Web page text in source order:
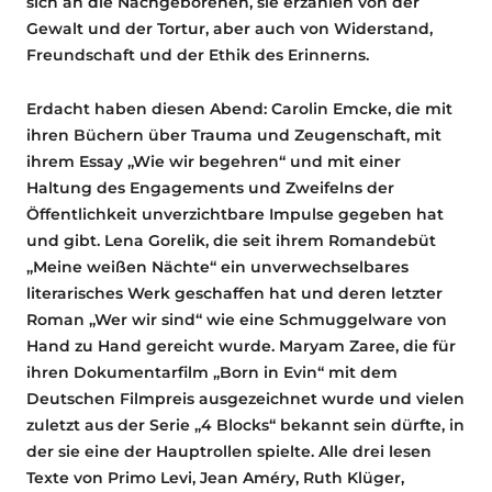
Gewalt und der Tortur, aber auch von Widerstand,
Freundschaft und der Ethik des Erinnerns.
Erdacht haben diesen Abend: Carolin Emcke, die mit
ihren Büchern über Trauma und Zeugenschaft, mit
ihrem Essay „Wie wir begehren“ und mit einer
Haltung des Engagements und Zweifelns der
Öffentlichkeit unverzichtbare Impulse gegeben hat
und gibt. Lena Gorelik, die seit ihrem Romandebüt
„Meine weißen Nächte“ ein unverwechselbares
literarisches Werk geschaffen hat und deren letzter
Roman „Wer wir sind“ wie eine Schmuggelware von
Hand zu Hand gereicht wurde. Maryam Zaree, die für
ihren Dokumentarfilm „Born in Evin“ mit dem
Deutschen Filmpreis ausgezeichnet wurde und vielen
zuletzt aus der Serie „4 Blocks“ bekannt sein dürfte, in
der sie eine der Hauptrollen spielte. Alle drei lesen
Texte von Primo Levi, Jean Améry, Ruth Klüger,